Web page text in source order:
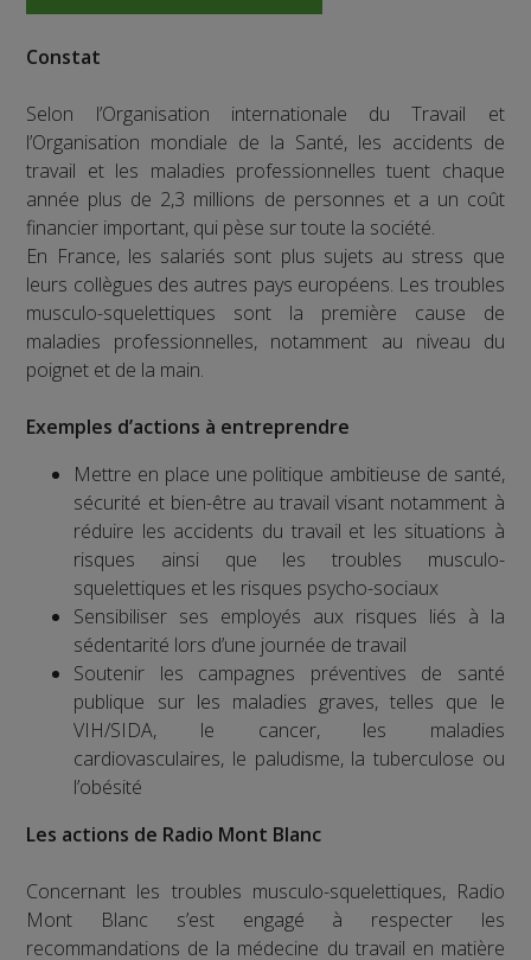
Constat
Selon l’Organisation internationale du Travail et
l’Organisation mondiale de la Santé, les accidents de
travail et les maladies professionnelles tuent chaque
année plus de 2,3 millions de personnes et a un coût
financier important, qui pèse sur toute la société.
En France, les salariés sont plus sujets au stress que
leurs collègues des autres pays européens. Les troubles
musculo-squelettiques sont la première cause de
maladies professionnelles, notamment au niveau du
poignet et de la main.
Exemples d’actions à entreprendre
Mettre en place une politique ambitieuse de santé,
sécurité et bien-être au travail visant notamment à
réduire les accidents du travail et les situations à
risques ainsi que les troubles musculo-
squelettiques et les risques psycho-sociaux
Sensibiliser ses employés aux risques liés à la
sédentarité lors d’une journée de travail
Soutenir les campagnes préventives de santé
publique sur les maladies graves, telles que le
VIH/SIDA, le cancer, les maladies
cardiovasculaires, le paludisme, la tuberculose ou
l’obésité
Les actions de Radio Mont Blanc
Concernant les troubles musculo-squelettiques, Radio
Mont Blanc s’est engagé à respecter les
recommandations de la médecine du travail en matière